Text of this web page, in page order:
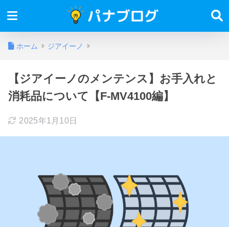
ホーム ジアイーノ
【ジアイーノのメンテンス】お手入れと
消耗品について【F-MV4100編】
2025年1月10日